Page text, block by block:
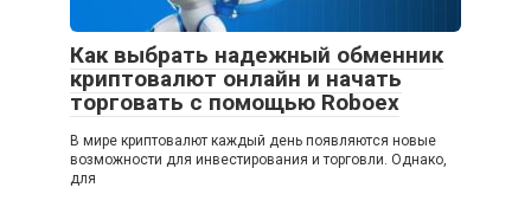
Как выбрать надежный обменник
криптовалют онлайн и начать
торговать с помощью Roboex
В мире криптовалют каждый день появляются новые
возможности для инвестирования и торговли. Однако,
для